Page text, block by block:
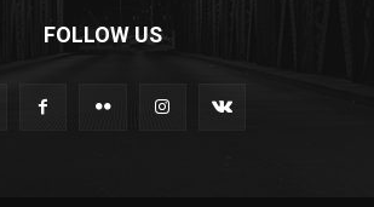
FOLLOW US